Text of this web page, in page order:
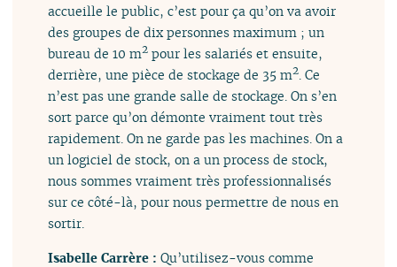
accueille le public, c’est pour ça qu’on va avoir
des groupes de dix personnes maximum ; un
bureau de 10 m2 pour les salariés et ensuite,
derrière, une pièce de stockage de 35 m2. Ce
n’est pas une grande salle de stockage. On s’en
sort parce qu’on démonte vraiment tout très
rapidement. On ne garde pas les machines. On a
un logiciel de stock, on a un process de stock,
nous sommes vraiment très professionnalisés
sur ce côté-là, pour nous permettre de nous en
sortir.
Isabelle Carrère :Qu’utilisez-vous comme